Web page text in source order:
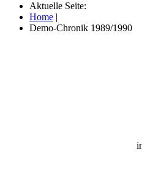
Aktuelle Seite:
Home |
Demo-Chronik 1989/1990